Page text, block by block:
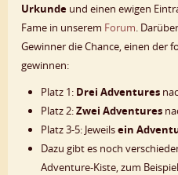
Urkunde und einen ewigen
Fame in unserem Forum.
Gewinner die Chance, einen der
gewinnen:
Platz 1: Drei Adventures
Platz 2:Zwei Adventures
Platz 3-5: Jeweilsein
Dazu gibt es noch
Adventure-Kiste, zum